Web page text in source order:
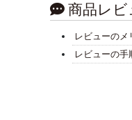
商品レビ
レビューのメ
レビューの手